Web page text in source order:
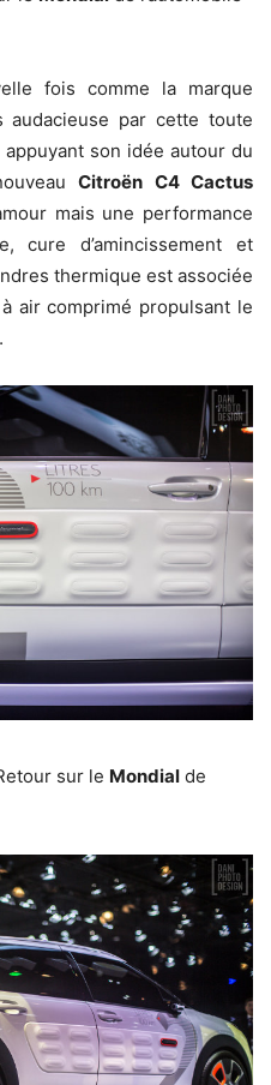
fois comme la marque
audacieuse par cette toute
son idée autour du
Citroën C4 Cactus
mais une performance
cure d’amincissement et
thermique est associée
air comprimé propulsant le
sur le Mondial de